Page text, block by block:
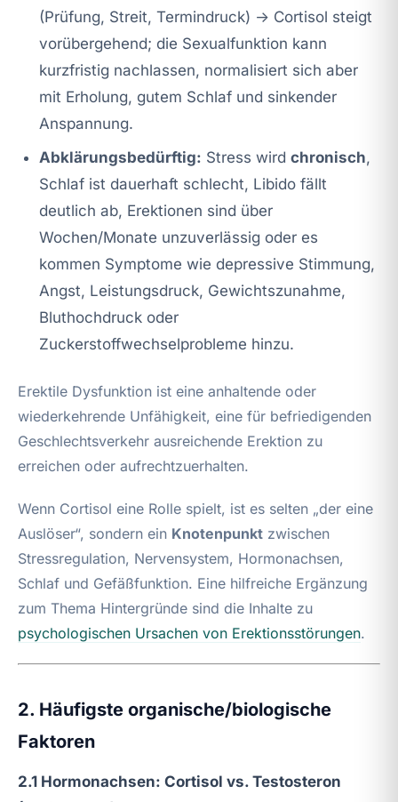
(Prüfung, Streit, Termindruck) → Cortisol steigt
vorübergehend; die Sexualfunktion kann
kurzfristig nachlassen, normalisiert sich aber
mit Erholung, gutem Schlaf und sinkender
Anspannung.
Abklärungsbedürftig: Stress wird chronisch,
Schlaf ist dauerhaft schlecht, Libido fällt
deutlich ab, Erektionen sind über
Wochen/Monate unzuverlässig oder es
kommen Symptome wie depressive Stimmung,
Angst, Leistungsdruck, Gewichtszunahme,
Bluthochdruck oder
Zuckerstoffwechselprobleme hinzu.
Erektile Dysfunktion ist eine anhaltende oder
wiederkehrende Unfähigkeit, eine für befriedigenden
Geschlechtsverkehr ausreichende Erektion zu
erreichen oder aufrechtzuerhalten.
Wenn Cortisol eine Rolle spielt, ist es selten „der eine
Auslöser“, sondern ein Knotenpunkt zwischen
Stressregulation, Nervensystem, Hormonachsen,
Schlaf und Gefäßfunktion. Eine hilfreiche Ergänzung
zum Thema Hintergründe sind die Inhalte zu
psychologischen Ursachen von Erektionsstörungen.
2. Häufigste organische/biologische
Faktoren
2.1 Hormonachsen: Cortisol vs. Testosteron